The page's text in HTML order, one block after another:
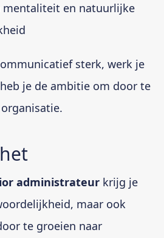
mentaliteit en natuurlijke
sterk, werk je
je de ambitie om door te
administrateur krijg je
maar ook
te groeien naar